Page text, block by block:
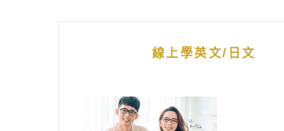
線上學英文/日文